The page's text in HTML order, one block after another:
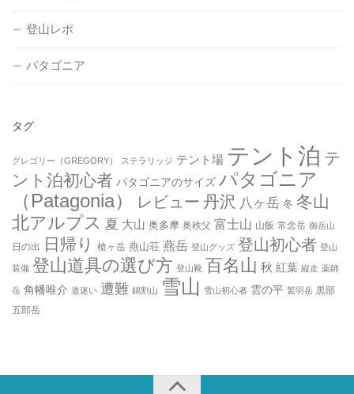
登山レポ
パタゴニア
タグ
グレゴリー（GREGORY） ステラリッジ テント場 テント泊 テ
ント泊初心者 パタゴニアのサイズ パタゴニア
（Patagonia）
レビュー 丹沢 八ヶ岳 冬 冬山
北アルプス 夏 大山 奥多摩 奥秩父 富士山 山飯 常念岳 御岳山
日の出 日帰り 槍ヶ岳 燕山荘 燕岳 登山グッズ 登山初心者 登山
装備 登山道具の選び方 登山靴 百名山 秋 紅葉 縦走 薬師
岳 角幡唯介 道迷い 遭難 鍋割山 雪山 雪山初心者 雲の平 鷲羽岳 黒部
五郎岳